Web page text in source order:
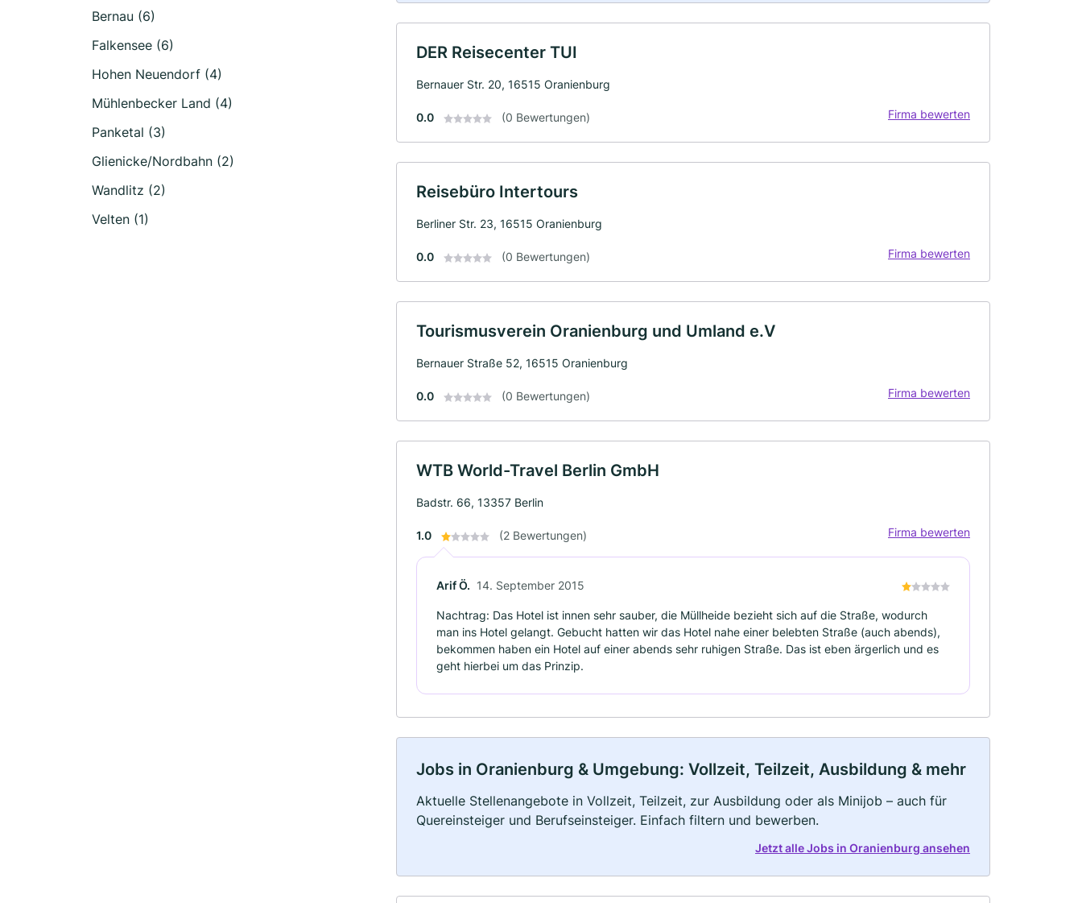
Bernau (6)
Falkensee (6)
Hohen Neuendorf (4)
Mühlenbecker Land (4)
Panketal (3)
Glienicke/Nordbahn (2)
Wandlitz (2)
Velten (1)
DER Reisecenter TUI
Bernauer Str. 20, 16515 Oranienburg
0.0 (0 Bewertungen) Firma bewerten
Reisebüro Intertours
Berliner Str. 23, 16515 Oranienburg
0.0 (0 Bewertungen) Firma bewerten
Tourismusverein Oranienburg und Umland e.V
Bernauer Straße 52, 16515 Oranienburg
0.0 (0 Bewertungen) Firma bewerten
WTB World-Travel Berlin GmbH
Badstr. 66, 13357 Berlin
1.0 (2 Bewertungen) Firma bewerten
Arif Ö. 14. September 2015
Nachtrag: Das Hotel ist innen sehr sauber, die Müllheide bezieht sich auf die Straße, wodurch
man ins Hotel gelangt. Gebucht hatten wir das Hotel nahe einer belebten Straße (auch abends),
bekommen haben ein Hotel auf einer abends sehr ruhigen Straße. Das ist eben ärgerlich und es
geht hierbei um das Prinzip.
Jobs in Oranienburg & Umgebung: Vollzeit, Teilzeit, Ausbildung & mehr
Aktuelle Stellenangebote in Vollzeit, Teilzeit, zur Ausbildung oder als Minijob – auch für
Quereinsteiger und Berufseinsteiger. Einfach filtern und bewerben.
Jetzt alle Jobs in Oranienburg ansehen